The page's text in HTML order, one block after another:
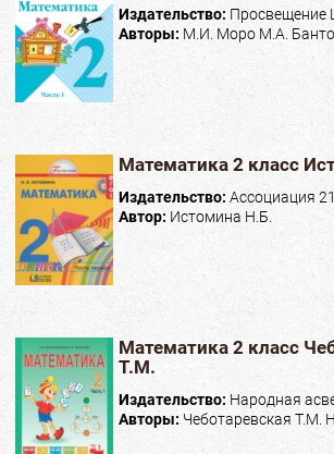
Издательство: Просвещение
Авторы: М.И. Моро М.А.
Математика 2 класс
Издательство: Ассоциация
Автор: Истомина Н.Б.
Математика 2 класс
Т.М.
Издательство: Народная
Авторы: Чеботаревская Т.М.